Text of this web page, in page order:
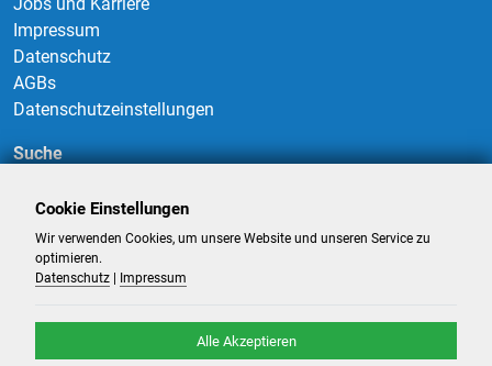
Impressum
Datenschutz
AGBs
Datenschutzeinstellungen
Suche
Suchen
Cookie Einstellungen
Wir verwenden Cookies, um unsere Website und unseren Service zu
optimieren.
Datenschutz
Impressum
Alle Akzeptieren